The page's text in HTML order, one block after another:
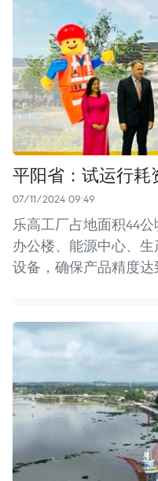
平阳省：试运行耗
07/11/2024 09:49
乐高工厂占地面积44
办公楼、能源中心、
设备，确保产品精度达